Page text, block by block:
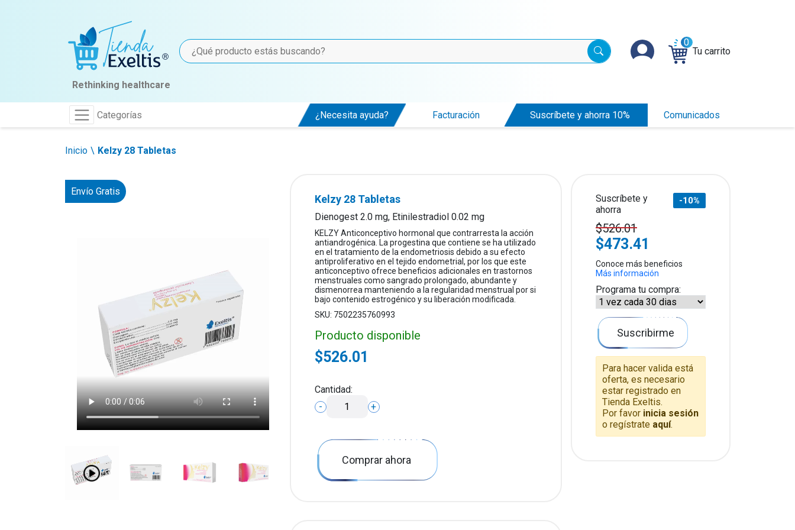
Rethinking healthcare
0
Tu carrito
Categorías ¿Necesita ayuda? Facturación Suscríbete y ahorra 10% Comunicados
Inicio Kelzy 28 Tabletas
Envío Gratis
Kelzy 28 Tabletas
Dienogest 2.0 mg, Etinilestradiol 0.02 mg
KELZY Anticonceptivo hormonal que contrarresta la acción
antiandrogénica. La progestina que contiene se ha utilizado
en el tratamiento de la endometriosis debido a su efecto
antiproliferativo en el tejido endometrial, por los que este
anticonceptivo ofrece beneficios adicionales en trastornos
menstruales como sangrado prolongado, abundante y
dismenorrea manteniendo a la regularidad menstrual por si
bajo contenido estrogénico y su liberación modificada.
SKU: 7502235760993
Producto disponible
$526.01
Cantidad:
-
+
Comprar ahora
Suscríbete y
ahorra
-10%
$526.01
$473.41
Conoce más beneficios
Más información
Programa tu compra:
Suscribirme
Para hacer valida está
oferta, es necesario
estar registrado en
Tienda Exeltis.
Por favor inicia sesión
o regístrate aquí.